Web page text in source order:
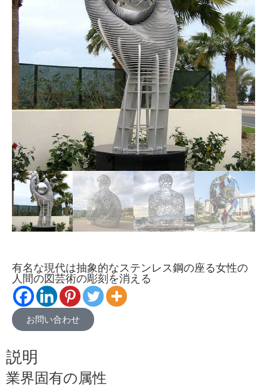
有名な現代は抽象的なステンレス鋼の座る女性の
人間の図芸術の彫刻を消える
お問い合わせ
説明
業界固有の属性